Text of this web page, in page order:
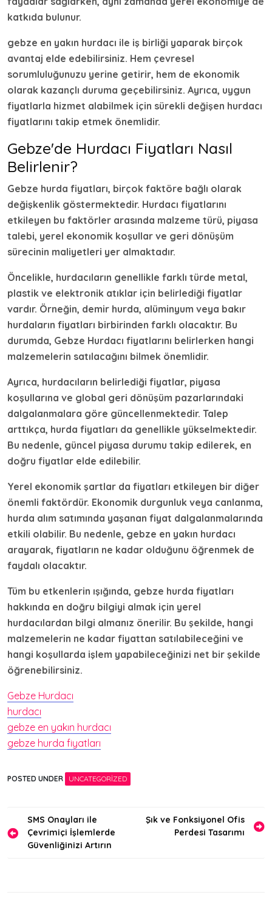
katkıda bulunur.
gebze en yakın hurdacı ile iş birliği yaparak birçok
avantaj elde edebilirsiniz. Hem çevresel
sorumluluğunuzu yerine getirir, hem de ekonomik
olarak kazançlı duruma geçebilirsiniz. Ayrıca, uygun
fiyatlarla hizmet alabilmek için sürekli değişen hurdacı
fiyatlarını takip etmek önemlidir.
Gebze'de Hurdacı Fiyatları Nasıl
Belirlenir?
Gebze hurda fiyatları, birçok faktöre bağlı olarak
değişkenlik göstermektedir. Hurdacı fiyatlarını
etkileyen bu faktörler arasında malzeme türü, piyasa
talebi, yerel ekonomik koşullar ve geri dönüşüm
sürecinin maliyetleri yer almaktadır.
Öncelikle, hurdacıların genellikle farklı türde metal,
plastik ve elektronik atıklar için belirlediği fiyatlar
vardır. Örneğin, demir hurda, alüminyum veya bakır
hurdaların fiyatları birbirinden farklı olacaktır. Bu
durumda, Gebze Hurdacı fiyatlarını belirlerken hangi
malzemelerin satılacağını bilmek önemlidir.
Ayrıca, hurdacıların belirlediği fiyatlar, piyasa
koşullarına ve global geri dönüşüm pazarlarındaki
dalgalanmalara göre güncellenmektedir. Talep
arttıkça, hurda fiyatları da genellikle yükselmektedir.
Bu nedenle, güncel piyasa durumu takip edilerek, en
doğru fiyatlar elde edilebilir.
Yerel ekonomik şartlar da fiyatları etkileyen bir diğer
önemli faktördür. Ekonomik durgunluk veya canlanma,
hurda alım satımında yaşanan fiyat dalgalanmalarında
etkili olabilir. Bu nedenle, gebze en yakın hurdacı
arayarak, fiyatların ne kadar olduğunu öğrenmek de
faydalı olacaktır.
Tüm bu etkenlerin ışığında, gebze hurda fiyatları
hakkında en doğru bilgiyi almak için yerel
hurdacılardan bilgi almanız önerilir. Bu şekilde, hangi
malzemelerin ne kadar fiyattan satılabileceğini ve
hangi koşullarda işlem yapabileceğinizi net bir şekilde
öğrenebilirsiniz.
Gebze Hurdacı
hurdacı
gebze en yakın hurdacı
gebze hurda fiyatları
POSTED UNDER UNCATEGORIZED
Yazı
gezinmesi
SMS Onayları ile
Çevrimiçi İşlemlerde
Güvenliğinizi Artırın
Şık ve Fonksiyonel Ofis
Perdesi Tasarımı